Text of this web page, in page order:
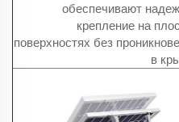
обеспечивают
крепление на
поверхностях без
в